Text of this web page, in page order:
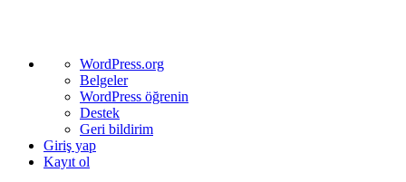
WordPress
hakkında
WordPress.org
Belgeler
WordPress öğrenin
Destek
Geri bildirim
Giriş yap
Kayıt ol